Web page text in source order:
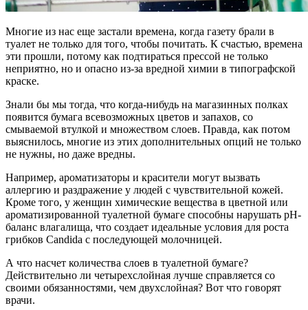
Многие из нас еще застали времена, когда газету брали в
туалет не только для того, чтобы почитать. К счастью, времена
эти прошли, потому как подтираться прессой не только
неприятно, но и опасно из-за вредной химии в типографской
краске.
Знали бы мы тогда, что когда-нибудь на магазинных полках
появится бумага всевозможных цветов и запахов, со
смываемой втулкой и множеством слоев. Правда, как потом
выяснилось, многие из этих дополнительных опций не только
не нужны, но даже вредны.
Например, ароматизаторы и красители могут вызвать
аллергию и раздражение у людей с чувствительной кожей.
Кроме того, у женщин химические вещества в цветной или
ароматизированной туалетной бумаге способны нарушать pH-
баланс влагалища, что создает идеальные условия для роста
грибков Candida с последующей молочницей.
А что насчет количества слоев в туалетной бумаге?
Действительно ли четырехслойная лучше справляется со
своими обязанностями, чем двухслойная? Вот что говорят
врачи.